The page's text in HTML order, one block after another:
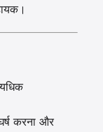
करना और